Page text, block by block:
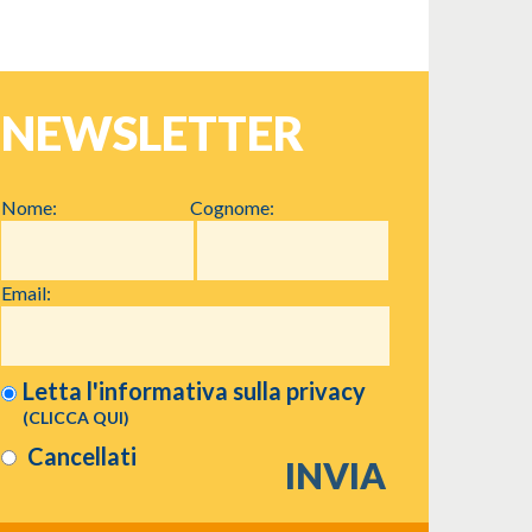
NEWSLETTER
Nome: Cognome:
Email:
Letta l'informativa sulla privacy
(CLICCA QUI)
Cancellati